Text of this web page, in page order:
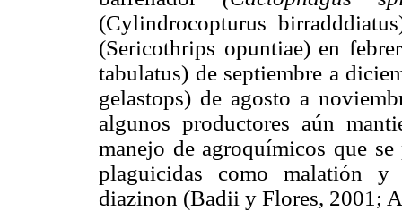
(Cylindrocopturus
(Sericothrips opuntiae) en
tabulatus) de septiembre a
gelastops) de agosto a
algunos productores aún
manejo de agroquímicos que
plaguicidas como malatión
diazinon (Badii y Flores, 2001;